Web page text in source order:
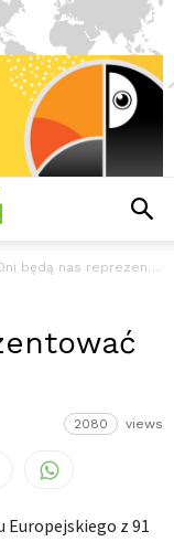
będą nas reprezentować w PE
2080 views
Europejskiego z 91